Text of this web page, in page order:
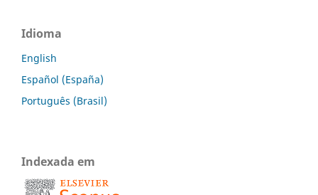
Idioma
English
Español (España)
Português (Brasil)
Indexada em